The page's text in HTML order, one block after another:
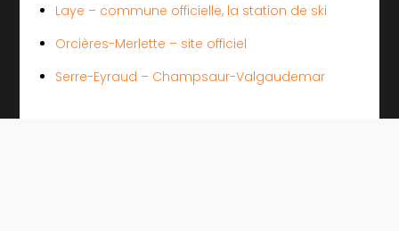
Laye – commune officielle, la station de ski
Orcières-Merlette – site officiel
Serre-Eyraud – Champsaur-Valgaudemar